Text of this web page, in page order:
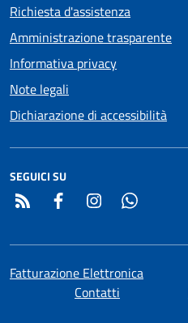
Richiesta d'assistenza
Amministrazione trasparente
Informativa privacy
Note legali
Dichiarazione di accessibilità
SEGUICI SU
RSS Facebook Instagram
Fatturazione Elettronica
Contatti